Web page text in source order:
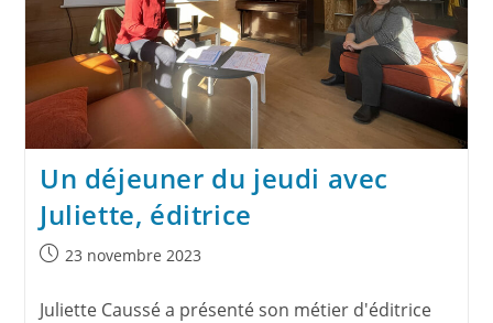
Un déjeuner du jeudi avec
Juliette, éditrice
23 novembre 2023
Juliette Caussé a présenté son métier d'éditrice